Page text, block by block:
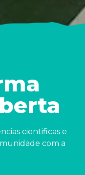
cientificas e
com a